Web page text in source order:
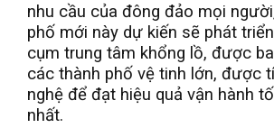
nhu cầu của đông đảo mọi
phố mới này dự kiến sẽ phát
cụm trung tâm khổng lồ, được
các thành phố vệ tinh lớn, được
nghệ để đạt hiệu quả vận hành
nhất.